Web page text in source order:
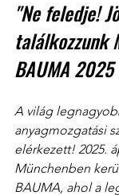
"Ne feledje!
találkozzunk
BAUMA
A világ
anyagmozgatási
elérkezett! 2025.
Münchenben
BAUMA, ahol a